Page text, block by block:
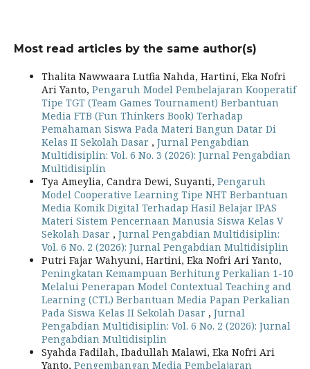
Most read articles by the same author(s)
Thalita Nawwaara Lutfia Nahda, Hartini, Eka Nofri
Ari Yanto, Pengaruh Model Pembelajaran Kooperatif
Tipe TGT (Team Games Tournament) Berbantuan
Media FTB (Fun Thinkers Book) Terhadap
Pemahaman Siswa Pada Materi Bangun Datar Di
Kelas II Sekolah Dasar , Jurnal Pengabdian
Multidisiplin: Vol. 6 No. 3 (2026): Jurnal Pengabdian
Multidisiplin
Tya Ameylia, Candra Dewi, Suyanti, Pengaruh
Model Cooperative Learning Tipe NHT Berbantuan
Media Komik Digital Terhadap Hasil Belajar IPAS
Materi Sistem Pencernaan Manusia Siswa Kelas V
Sekolah Dasar , Jurnal Pengabdian Multidisiplin:
Vol. 6 No. 2 (2026): Jurnal Pengabdian Multidisiplin
Putri Fajar Wahyuni, Hartini, Eka Nofri Ari Yanto,
Peningkatan Kemampuan Berhitung Perkalian 1-10
Melalui Penerapan Model Contextual Teaching and
Learning (CTL) Berbantuan Media Papan Perkalian
Pada Siswa Kelas II Sekolah Dasar , Jurnal
Pengabdian Multidisiplin: Vol. 6 No. 2 (2026): Jurnal
Pengabdian Multidisiplin
Syahda Fadilah, Ibadullah Malawi, Eka Nofri Ari
Yanto, Pengembangan Media Pembelajaran